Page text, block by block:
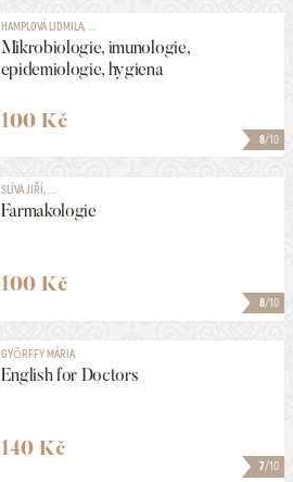
8/10
HAMPLOVÁ LIDMILA, ...
Mikrobiologie, imunologie,
epidemiologie, hygiena
100 Kč
8/10
SLÍVA JIŘÍ, ...
Farmakologie
100 Kč
7/10
GYŐRFFY MÁRIA
English for Doctors
140 Kč